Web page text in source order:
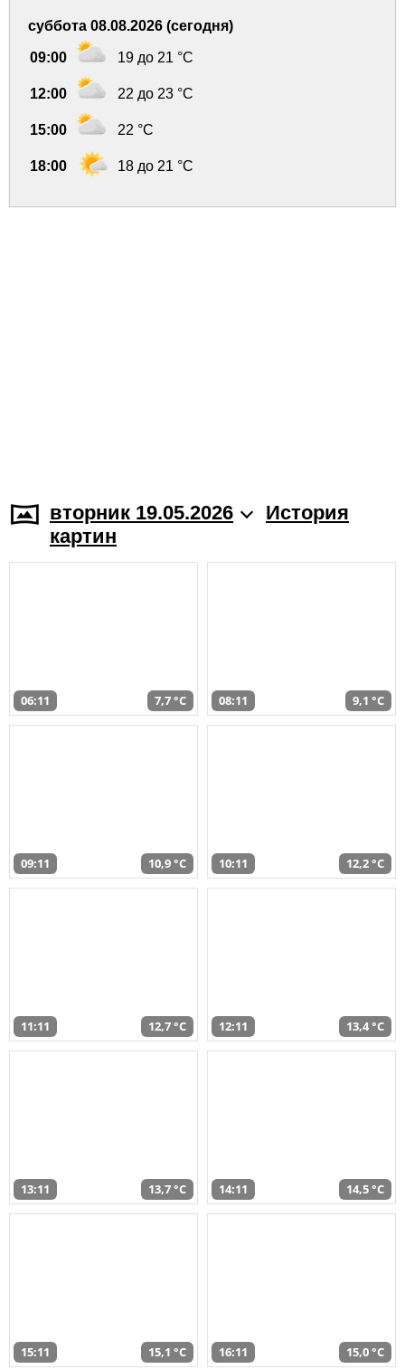
суббота 08.08.2026 (сегодня)
09:00 19 до 21 °C
12:00 22 до 23 °C
15:00 22 °C
18:00 18 до 21 °C
вторник 19.05.2026
История
картин
06:11 7,7 °C 08:11 9,1 °C
09:11 10,9 °C 10:11 12,2 °C
11:11 12,7 °C 12:11 13,4 °C
13:11 13,7 °C 14:11 14,5 °C
15:11 15,1 °C 16:11 15,0 °C